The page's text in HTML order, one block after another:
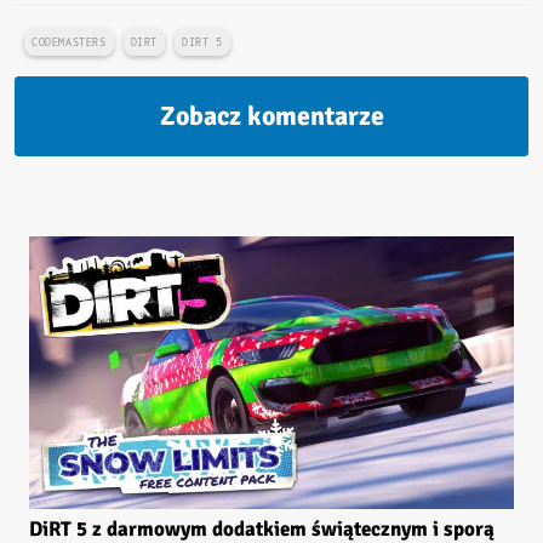
CODEMASTERS DIRT DIRT 5
Zobacz komentarze
DiRT 5 z darmowym dodatkiem świątecznym i sporą